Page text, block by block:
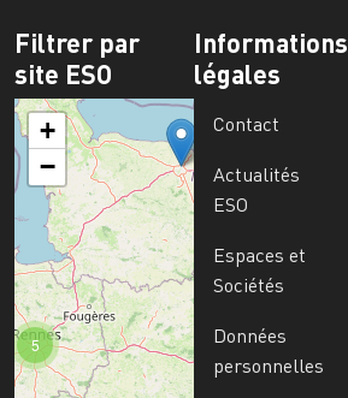
Filtrer par
site ESO
5
+
−
Informations
légales
Contact
Actualités
ESO
Espaces et
Sociétés
Données
personnelles